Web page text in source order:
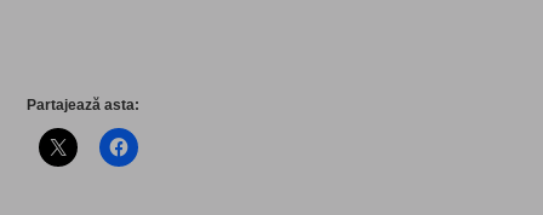
Partajează asta: